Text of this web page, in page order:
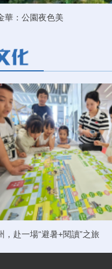
華：公園夜色美
，赴一場“避暑+閱讀”之旅